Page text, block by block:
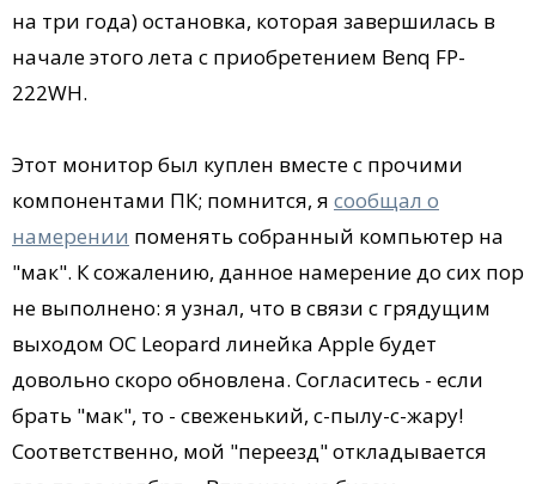
на три года) остановка, которая завершилась в
начале этого лета с приобретением Benq FP-
222WH.
Этот монитор был куплен вместе с прочими
компонентами ПК; помнится, я сообщал о
намерении поменять собранный компьютер на
"мак". К сожалению, данное намерение до сих пор
не выполнено: я узнал, что в связи с грядущим
выходом ОС Leopard линейка Apple будет
довольно скоро обновлена. Согласитесь - если
брать "мак", то - свеженький, с-пылу-с-жару!
Соответственно, мой "переезд" откладывается